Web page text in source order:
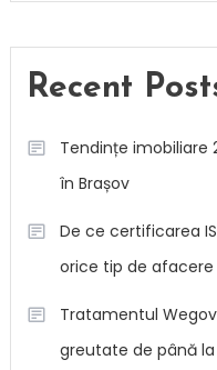
Recent
Tendințe imobiliare
în Brașov
De ce certificarea
orice tip de afacere
Tratamentul
greutate de până